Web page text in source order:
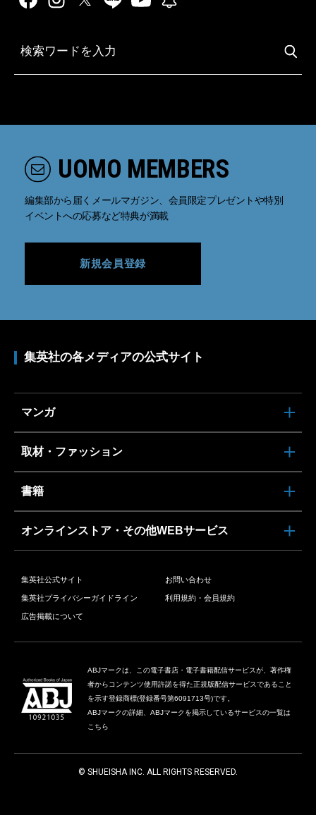
UOMO MEMBERS
編集部から届くメールマガジン、会員限定プレゼントや特別
イベントへの応募など特典が満載
新規会員登録
集英社の各メディアの公式サイト
マンガ
取材・ファッション
書籍
オンラインストア・その他WEBサービス
集英社公式サイト お問い合わせ
集英社プライバシーガイドライン 利用規約・会員規約
広告掲載について
ABJマークは、この電子書店・電子書籍配信サービスが、著作権
者からコンテンツ使用許諾を得た正規版配信サービスであること
を示す登録商標(登録番号第6091713号)です。
ABJマークの詳細、ABJマークを掲示しているサービスの一覧は
こちら
© SHUEISHA INC. ALL RIGHTS RESERVED.